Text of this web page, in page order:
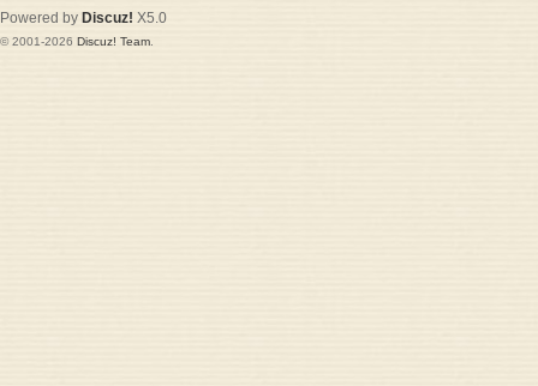
Powered by Discuz! X5.0
© 2001-2026 Discuz! Team